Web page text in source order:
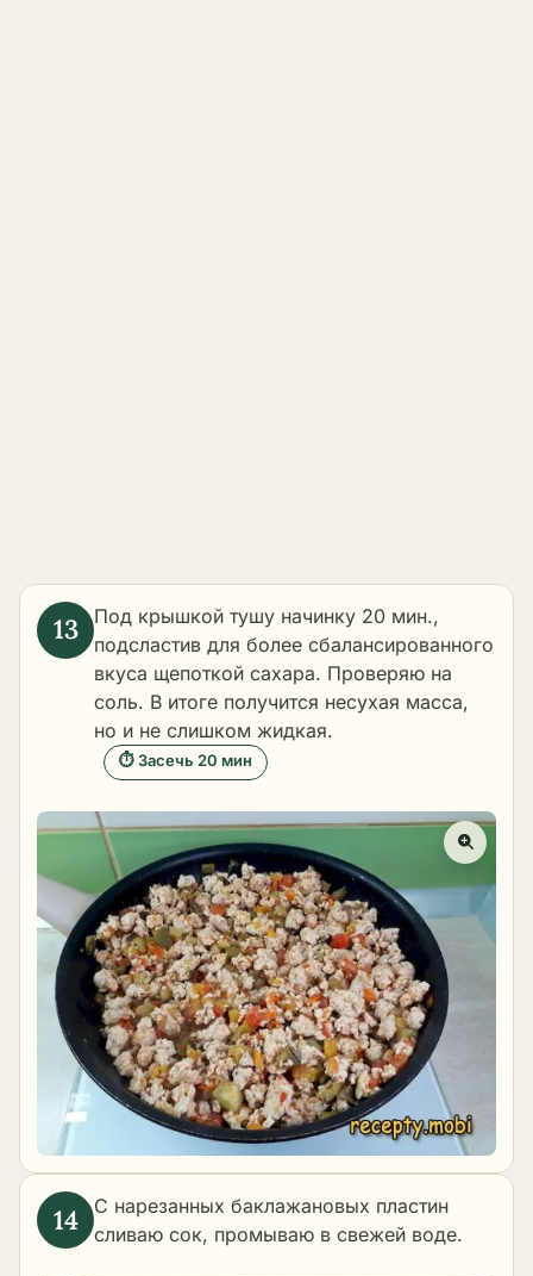
Под крышкой тушу начинку 20 мин.,
подсластив для более сбалансированного
вкуса щепоткой сахара. Проверяю на
соль. В итоге получится несухая масса,
но и не слишком жидкая.
⏱ Засечь 20 мин
С нарезанных баклажановых пластин
сливаю сок, промываю в свежей воде.